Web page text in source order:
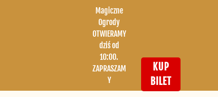
Magiczne
Ogrody
OTWIERAMY
dziś od
10:00.
ZAPRASZAM
Y
KUP
BILET